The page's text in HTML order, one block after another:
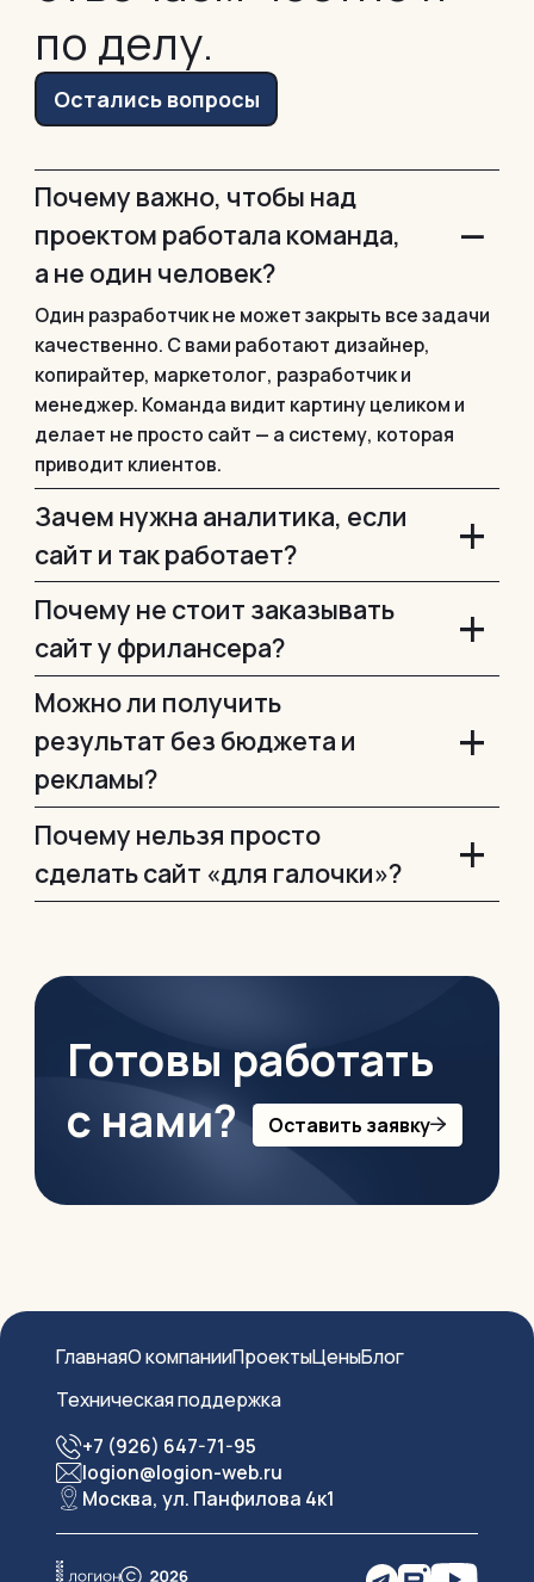
по делу.
Остались вопросы
Почему важно, чтобы над
проектом работала команда,
а не один человек?
−
Один разработчик не может закрыть все задачи
качественно. С вами работают дизайнер,
копирайтер, маркетолог, разработчик и
менеджер. Команда видит картину целиком и
делает не просто сайт — а систему, которая
приводит клиентов.
Зачем нужна аналитика, если
сайт и так работает?
+
Почему не стоит заказывать
сайт у фрилансера?
+
Можно ли получить
результат без бюджета и
рекламы?
+
Почему нельзя просто
сделать сайт «для галочки»?
+
Готовы работать
с нами?
Оставить заявку
ГлавнаяО компанииПроектыЦеныБлог
Техническая поддержка
+7 (926) 647-71-95
logion@logion-web.ru
Москва, ул. Панфилова 4к1